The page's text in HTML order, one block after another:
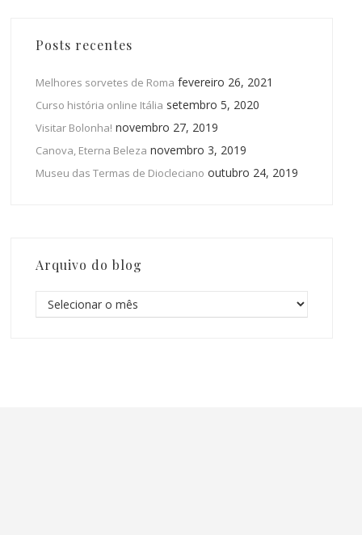
Posts recentes
Melhores sorvetes de Roma fevereiro 26, 2021
Curso história online Itália setembro 5, 2020
Visitar Bolonha! novembro 27, 2019
Canova, Eterna Beleza novembro 3, 2019
Museu das Termas de Diocleciano outubro 24, 2019
Arquivo do blog